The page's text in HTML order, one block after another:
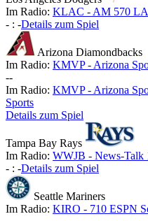
Im Radio: KLAC - AM 570 LA
- : -Details zum Spiel
Arizona Diamondbacks
Im Radio: KMVP - Arizona
--
Im Radio: KMVP - Arizona
Sports
Details zum Spiel
Tampa Bay Rays
Im Radio: WWJB - News-Talk
- : -Details zum Spiel
Seattle Mariners
Im Radio: KIRO - 710 ESPN